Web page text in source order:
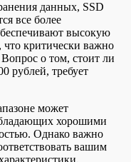
данных, SSD
все более
высокую
что критически важно
о том, стоит ли
рублей, требует
может
хорошими
Однако важно
вашим